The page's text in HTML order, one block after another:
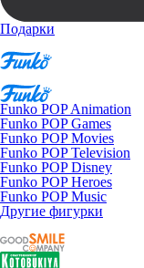
Подарки
Funko POP Animation
Funko POP Games
Funko POP Movies
Funko POP Television
Funko POP Disney
Funko POP Heroes
Funko POP Music
Другие фигурки